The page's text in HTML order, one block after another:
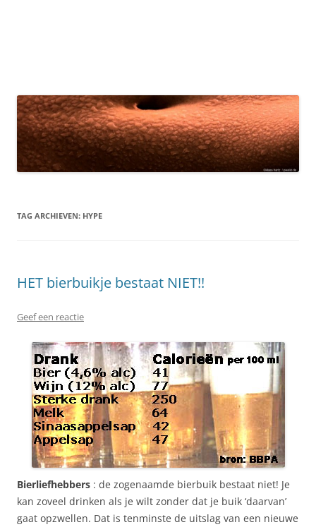
TAG ARCHIEVEN: HYPE
HET bierbuikje bestaat NIET!!
Geef een reactie
Bierliefhebbers : de zogenaamde bierbuik bestaat niet! Je
kan zoveel drinken als je wilt zonder dat je buik ‘daarvan’
gaat opzwellen. Dat is tenminste de uitslag van een nieuwe